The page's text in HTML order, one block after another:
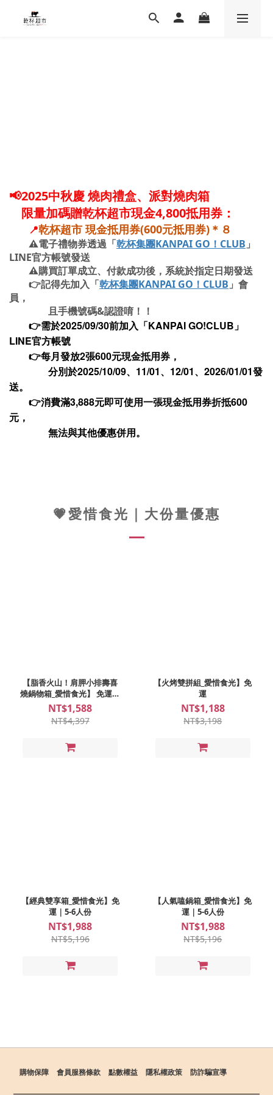
📢2025中秋慶 燒肉禮盒、派對燒肉箱
限量加碼贈乾杯超市現金4,800抵用券 ：
📍乾杯超市 現金抵用券(600元抵用券)＊８
⚠️電子禮物券透過「乾杯集團KANPAI GO！CLUB 」
LINE官方帳號發送
⚠️購買訂單成立、付款成功後，系統於指定日期發送
👉記得先加入「乾杯集團KANPAI GO！CLUB 」會
員，
且手機號碼&認證唷！！
👉需於2025/09/30前加入「KANPAI GO!CLUB」
LINE官方帳號
👉每月發放2張600元現金抵用券，
分別於2025/10/09、11/01、12/01、2026/01/01發
送。
👉消費滿3,888元即可使用一張現金抵用券折抵600
元，
無法與其他優惠併用。
💗愛惜食光｜大份量優惠
【脂香火山！肩胛小排壽喜
燒鍋物箱_愛惜食光】 免運｜
4人份
NT$1,588
NT$4,397
【火烤雙拼組_愛惜食光】免
運
NT$1,188
NT$3,198
【經典雙享箱_愛惜食光】免
運｜5-6人份
NT$1,988
NT$5,196
【人氣嗑鍋箱_愛惜食光】免
運｜5-6人份
NT$1,988
NT$5,196
購物保障 會員服務條款 點數權益 隱私權政策 防詐騙宣導